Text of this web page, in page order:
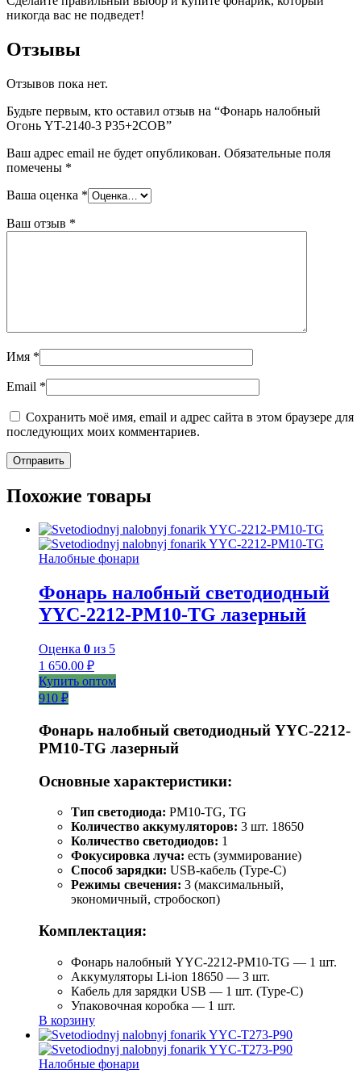
никогда вас не подведет!
Отзывы
Отзывов пока нет.
Будьте первым, кто оставил отзыв на “Фонарь налобный
Огонь YT-2140-3 P35+2COB”
Ваш адрес email не будет опубликован. Обязательные поля
помечены *
Ваша оценка *
Ваш отзыв *
Имя *
Email *
Сохранить моё имя, email и адрес сайта в этом браузере для
последующих моих комментариев.
Похожие товары
Налобные фонари
Фонарь налобный светодиодный
YYC-2212-PM10-TG лазерный
Оценка 0 из 5
1 650.00 ₽
Купить оптом
910 ₽
Фонарь налобный светодиодный YYC-2212-
PM10-TG лазерный
Основные характеристики:
Тип светодиода: PM10-TG, TG
Количество аккумуляторов: 3 шт. 18650
Количество светодиодов: 1
Фокусировка луча: есть (зуммирование)
Способ зарядки: USB-кабель (Type-C)
Режимы свечения: 3 (максимальный,
экономичный, стробоскоп)
Комплектация:
Фонарь налобный YYC-2212-PM10-TG — 1 шт.
Аккумуляторы Li-ion 18650 — 3 шт.
Кабель для зарядки USB — 1 шт. (Type-C)
Упаковочная коробка — 1 шт.
В корзину
Налобные фонари